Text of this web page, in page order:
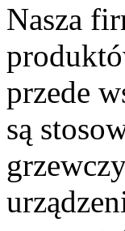
Nasza
przede
są